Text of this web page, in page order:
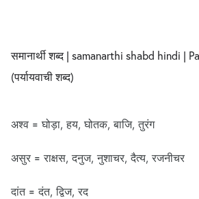
समानार्थी शब्द | samanarthi shabd hindi |
(पर्यायवाची शब्द)
अश्व = घोड़ा, हय, घोतक, बाजि, तुरंग
असुर = राक्षस, दनुज, नुशाचर, दैत्य, रजनीचर
दांत = दंत, द्विज, रद